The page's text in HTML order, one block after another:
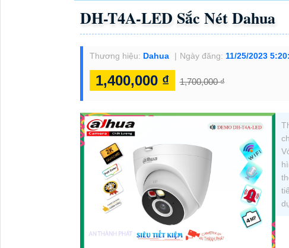
DH-T4A-LED Sắc Nét Dahua
Thương hiệu: Dahua Ngày đăng: 11/25/2023
1,400,000 ₫ 1,700,000 ₫